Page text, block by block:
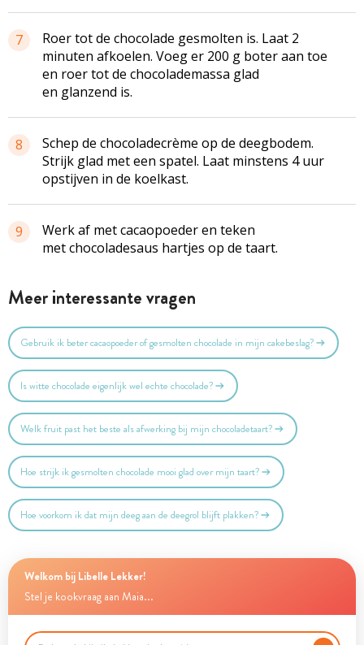
7
Roer tot de chocolade gesmolten is. Laat 2
minuten afkoelen. Voeg er 200 g boter aan toe
en roer tot de chocolademassa glad
en glanzend is.
8
Schep de chocoladecrème op de deegbodem.
Strijk glad met een spatel. Laat minstens 4 uur
opstijven in de koelkast.
9
Werk af met cacaopoeder en teken
met chocoladesaus hartjes op de taart.
Meer interessante vragen
Gebruik ik beter cacaopoeder of gesmolten chocolade in mijn cakebeslag?
Is witte chocolade eigenlijk wel echte chocolade?
Welk fruit past het beste als afwerking bij mijn chocoladetaart?
Hoe strijk ik gesmolten chocolade mooi glad over mijn taart?
Hoe voorkom ik dat mijn deeg aan de deegrol blijft plakken?
Welkom bij Libelle Lekker!
Stel je kookvraag aan Maia...